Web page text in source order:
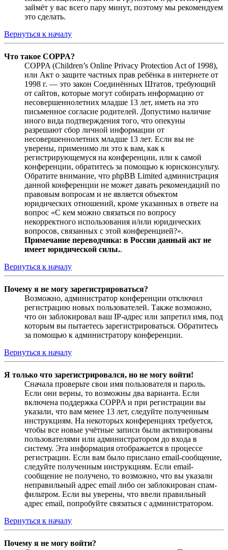
займёт у вас всего пару минут, поэтому мы рекомендуем
это сделать.
Вернуться к началу
Что такое COPPA?
COPPA (Children’s Online Privacy Protection Act of 1998),
или Акт о защите частных прав ребёнка в интернете от
1998 г. — это закон Соединённых Штатов, требующий
от сайтов, которые могут собирать информацию от
несовершеннолетних младше 13 лет, иметь на это
письменное согласие родителей. Допустимо наличие
иного вида подтверждения того, что опекуны
разрешают сбор личной информации от
несовершеннолетних младше 13 лет. Если вы не
уверены, применимо ли это к вам, как к
регистрирующемуся на конференции, или к самой
конференции, обратитесь за помощью к юрисконсульту.
Обратите внимание, что phpBB Limited администрация
данной конференции не может давать рекомендаций по
правовым вопросам и не является объектом
юридических отношений, кроме указанных в ответе на
вопрос «С кем можно связаться по вопросу
некорректного использования и/или юридических
вопросов, связанных с этой конференцией?».
Примечание переводчика: в России данный акт не
имеет юридической силы..
Вернуться к началу
Почему я не могу зарегистрироваться?
Возможно, администратор конференции отключил
регистрацию новых пользователей. Также возможно,
что он заблокировал ваш IP-адрес или запретил имя, под
которым вы пытаетесь зарегистрироваться. Обратитесь
за помощью к администратору конференции.
Вернуться к началу
Я только что зарегистрировался, но не могу войти!
Сначала проверьте свои имя пользователя и пароль.
Если они верны, то возможны два варианта. Если
включена поддержка COPPA и при регистрации вы
указали, что вам менее 13 лет, следуйте полученным
инструкциям. На некоторых конференциях требуется,
чтобы все новые учётные записи были активированы
пользователями или администратором до входа в
систему. Эта информация отображается в процессе
регистрации. Если вам было прислано email-сообщение,
следуйте полученным инструкциям. Если email-
сообщение не получено, то возможно, что вы указали
неправильный адрес email либо он заблокирован спам-
фильтром. Если вы уверены, что ввели правильный
адрес email, попробуйте связаться с администратором.
Вернуться к началу
Почему я не могу войти?